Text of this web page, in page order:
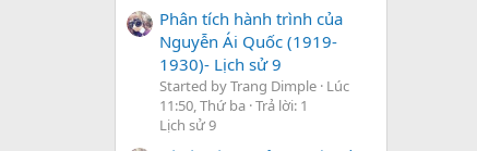
Phân tích hành trình của
Nguyễn Ái Quốc (1919-
1930)- Lịch sử 9
Started by Trang Dimple Lúc
11:50, Thứ ba Trả lời: 1
Lịch sử 9